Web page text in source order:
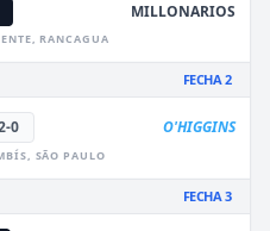
MILLONARIOS
RANCAGUA
FECHA 2
0 O'HIGGINS
SÃO PAULO
FECHA 3